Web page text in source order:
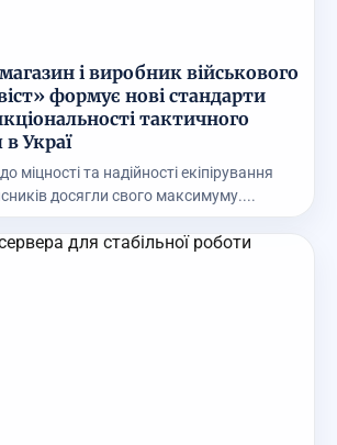
і виробник військового
формує нові стандарти
тактичного
Украї
міцності та надійності екіпірування
досягли свого максимуму....